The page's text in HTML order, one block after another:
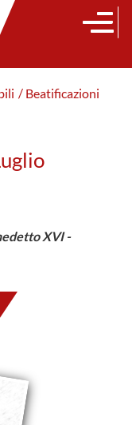
/ Beatificazioni
XVI -